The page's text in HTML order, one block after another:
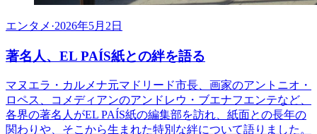
エンタメ ·2026年5月2日
著名人、EL PAÍS紙との絆を語る
マヌエラ・カルメナ元マドリード市長、画家のアントニオ・
ロペス、コメディアンのアンドレウ・ブエナフエンテなど、
各界の著名人がEL PAÍS紙の編集部を訪れ、紙面との長年の
関わりや、そこから生まれた特別な絆について語りました。